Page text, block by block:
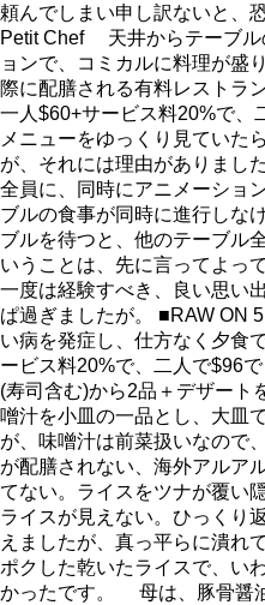
頼んでしまい申し訳ないと、
Petit Chef 天井からテーブル
ョンで、コミカルに料理が盛
際に配膳される有料レスト
一人$60+サービス料20%で
メニューをゆっくり見ていた
が、それには理由がありまし
全員に、同時にアニメーショ
ブルの食事が同時に進行しな
ブルを待つと、他のテーブル
いうことは、先に言ってよっ
一度は経験すべき、良い思い
ぱ過ぎましたが。 ■RAW
い病を発症し、仕方なく夕
ービス料20%で、二人で$96
(寿司含む)から2品＋デザート
噌汁を小皿の一品とし、大皿
が、味噌汁は前菜扱いなので
が配膳されない、海外アルア
てない。ライスをツナが覆い
ライスが見えない。ひっくり
えましたが、真っ平らに潰れ
ポクした乾いたライスで、い
かったです。 母は、豚骨醤